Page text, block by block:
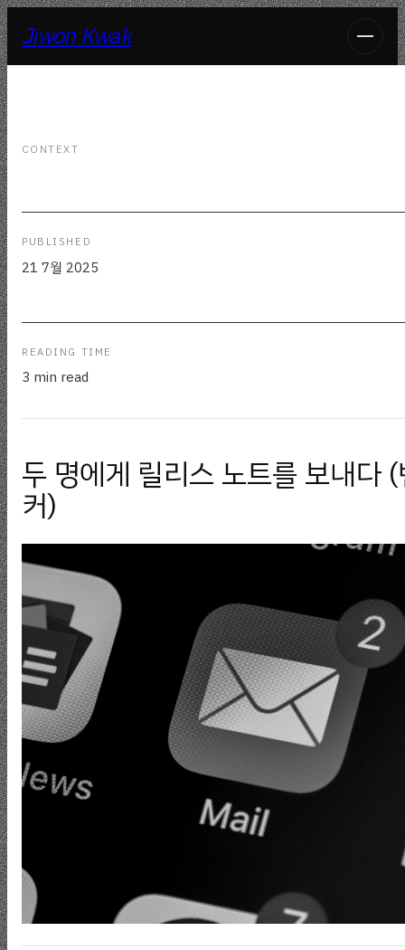
Jiwon Kwak
CONTEXT
PUBLISHED
21 7월 2025
READING TIME
3 min read
두 명에게 릴리스 노트를 보내다
커)